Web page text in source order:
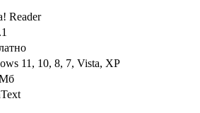
Reader
11, 10, 8, 7, Vista, XP